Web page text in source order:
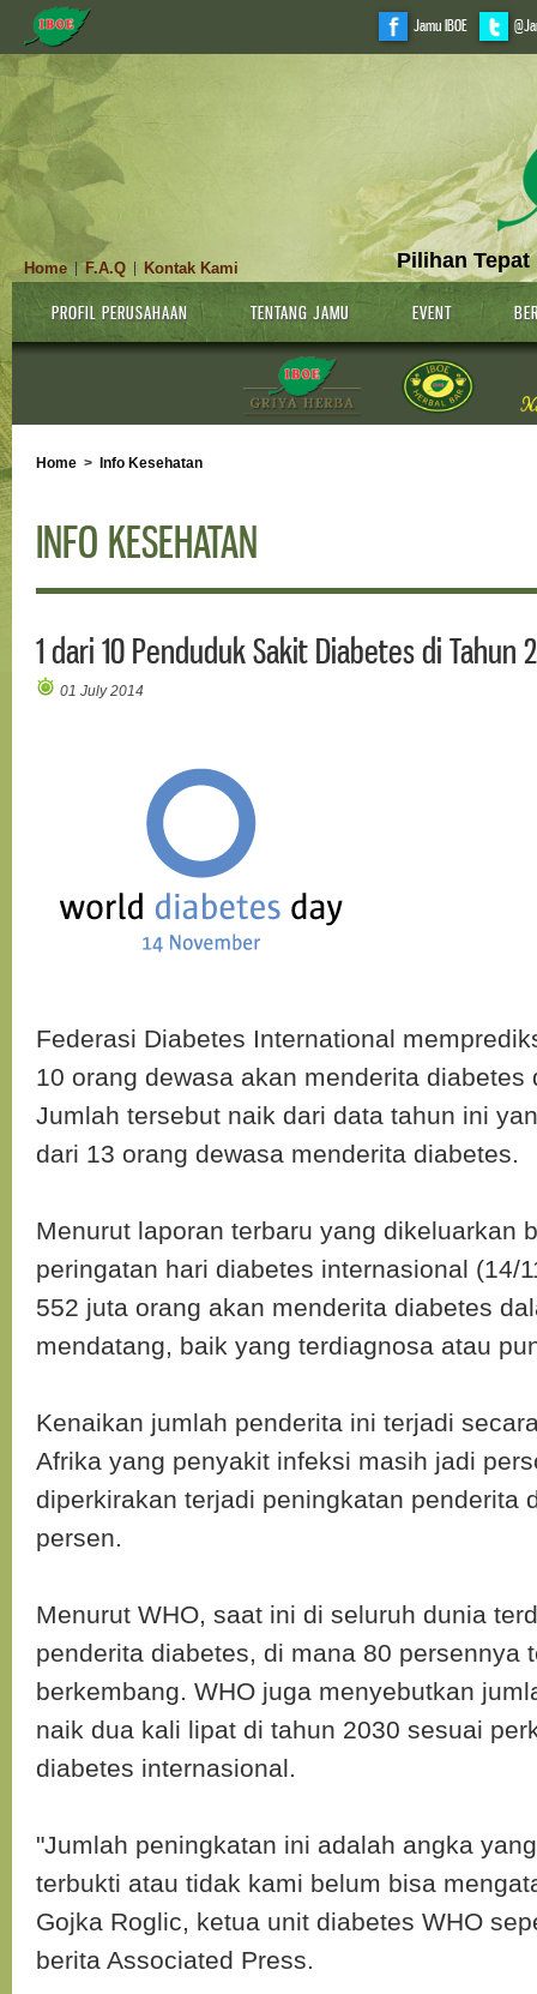
Jamu IBOE
Pilihan Tepat
Home |F.A.Q Kontak Kami
PROFIL PERUSAHAAN TENTANG JAMU EVENT
Home > Info Kesehatan
INFO KESEHATAN
1 dari 10 Penduduk Sakit Diabetes di Tahun
01 July 2014
Federasi Diabetes International
10 orang dewasa akan menderita diabetes
Jumlah tersebut naik dari data tahun ini
dari 13 orang dewasa menderita diabetes.
Menurut laporan terbaru yang dikeluarkan
peringatan hari diabetes internasional (14/
552 juta orang akan menderita diabetes
mendatang, baik yang terdiagnosa atau
Kenaikan jumlah penderita ini terjadi
Afrika yang penyakit infeksi masih jadi
diperkirakan terjadi peningkatan penderita
persen.
Menurut WHO, saat ini di seluruh dunia
penderita diabetes, di mana 80 persennya
berkembang. WHO juga menyebutkan
naik dua kali lipat di tahun 2030 sesuai
diabetes internasional.
"Jumlah peningkatan ini adalah angka
terbukti atau tidak kami belum bisa
Gojka Roglic, ketua unit diabetes WHO
berita Associated Press.